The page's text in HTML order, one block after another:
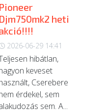
Pioneer
Djm750mk2 heti
2026-06-29 14:41
hibátlan,
keveset
Cserebere
érdekel, sem
sem. A...